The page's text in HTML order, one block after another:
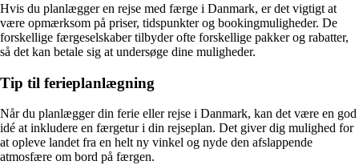
Hvis du planlægger en rejse med færge i Danmark, er det vigtigt at
være opmærksom på priser, tidspunkter og bookingmuligheder. De
forskellige færgeselskaber tilbyder ofte forskellige pakker og rabatter,
så det kan betale sig at undersøge dine muligheder.
Tip til ferieplanlægning
Når du planlægger din ferie eller rejse i Danmark, kan det være en god
idé at inkludere en færgetur i din rejseplan. Det giver dig mulighed for
at opleve landet fra en helt ny vinkel og nyde den afslappende
atmosfære om bord på færgen.